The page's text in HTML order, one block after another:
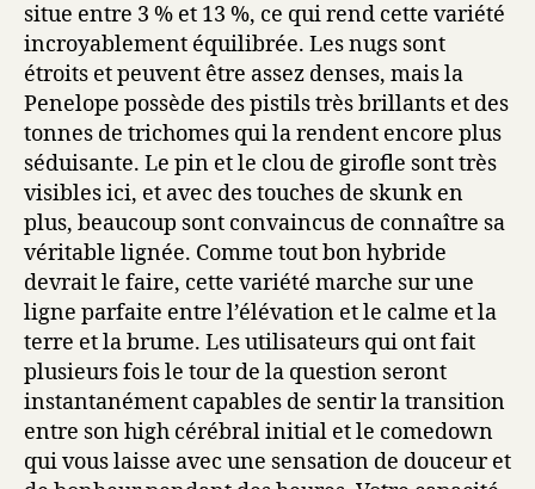
situe entre 3 % et 13 %, ce qui rend cette variété
incroyablement équilibrée. Les nugs sont
étroits et peuvent être assez denses, mais la
Penelope possède des pistils très brillants et des
tonnes de trichomes qui la rendent encore plus
séduisante. Le pin et le clou de girofle sont très
visibles ici, et avec des touches de skunk en
plus, beaucoup sont convaincus de connaître sa
véritable lignée. Comme tout bon hybride
devrait le faire, cette variété marche sur une
ligne parfaite entre l’élévation et le calme et la
terre et la brume. Les utilisateurs qui ont fait
plusieurs fois le tour de la question seront
instantanément capables de sentir la transition
entre son high cérébral initial et le comedown
qui vous laisse avec une sensation de douceur et